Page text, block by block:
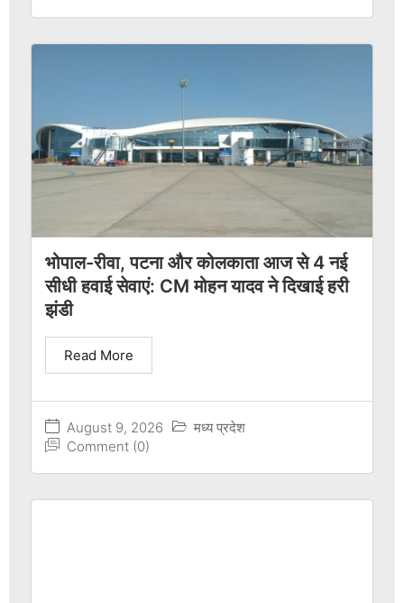
भोपाल-रीवा, पटना और कोलकाता आज से 4 नई
सीधी हवाई सेवाएं: CM मोहन यादव ने दिखाई हरी
झंडी
August 9, 2026
मध्य प्रदेश
Comment (0)
Read More